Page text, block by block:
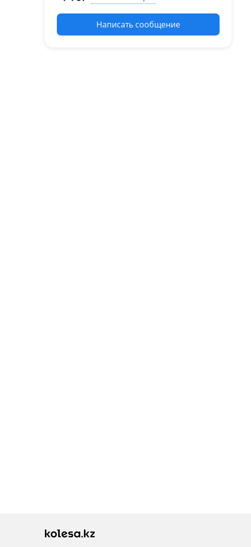
Написать сообщение